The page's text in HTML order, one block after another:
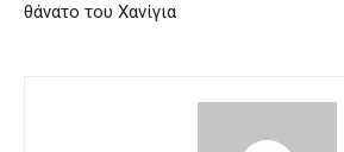
θάνατο του Χανίγια